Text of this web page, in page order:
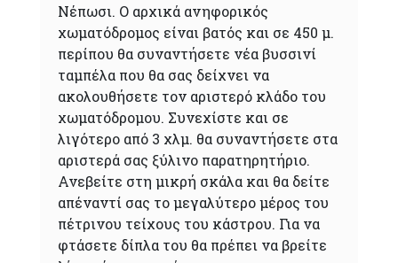
Νέπωσι. Ο αρχικά ανηφορικός
χωματόδρομος είναι βατός και σε 450 μ.
περίπου θα συναντήσετε νέα βυσσινί
ταμπέλα που θα σας δείχνει να
ακολουθήσετε τον αριστερό κλάδο του
χωματόδρομου. Συνεχίστε και σε
λιγότερο από 3 χλμ. θα συναντήσετε στα
αριστερά σας ξύλινο παρατηρητήριο.
Ανεβείτε στη μικρή σκάλα και θα δείτε
απέναντί σας το μεγαλύτερο μέρος του
πέτρινου τείχους του κάστρου. Για να
φτάσετε δίπλα του θα πρέπει να βρείτε